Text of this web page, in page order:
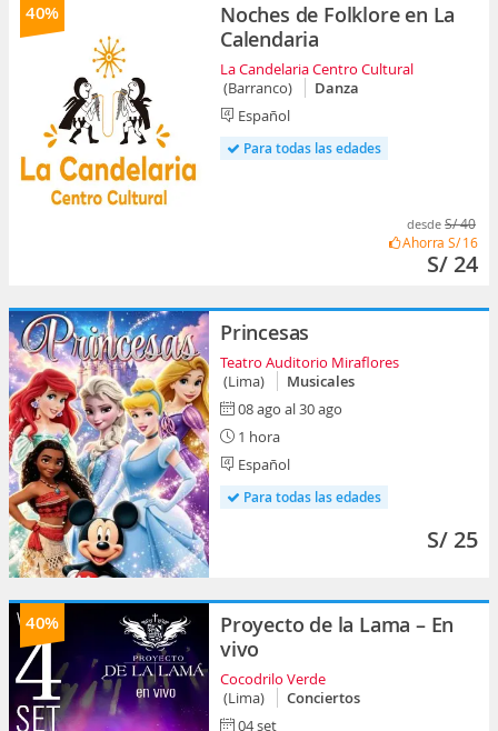
40%
Noches de Folklore en La
Calendaria
La Candelaria Centro Cultural
(Barranco)
Danza
Español
Para todas las edades
desde S/ 40
Ahorra S/ 16
S/ 24
Princesas
Teatro Auditorio Miraflores
(Lima)
Musicales
08 ago al 30 ago
1 hora
Español
Para todas las edades
S/ 25
40%
Proyecto de la Lama – En
vivo
Cocodrilo Verde
(Lima)
Conciertos
04 set